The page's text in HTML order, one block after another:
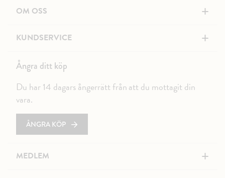
OM OSS +
KUNDSERVICE +
Ångra ditt köp
Du har 14 dagars ångerrätt från att du mottagit din
vara.
ÅNGRA KÖP
MEDLEM +